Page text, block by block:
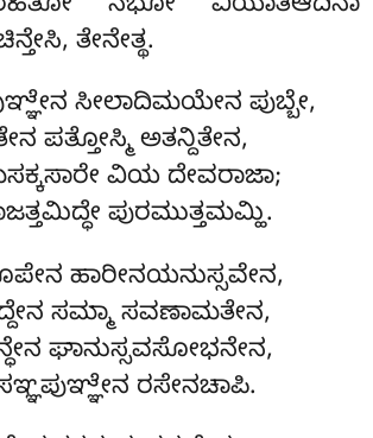
ನಭೋ ವಿಯಾತಿಆದಿನಾ
ತೇನೇತ್ಥ.
ಸೀಲಾದಿಮಯೇನ ಪುಬ್ಬೇ,
ಪತ್ತೋಸ್ಮಿ ಅತನ್ದಿತೇನ,
ವಿಯ ದೇವರಾಜಾ;
ಪುರಮುತ್ತಮಮ್ಹಿ.
ಹಾರೀನಯನುಸ್ಸವೇನ,
ಸಮ್ಮಾ ಸವಣಾಮತೇನ,
ಘಾನುಸ್ಸವಸೋಭನೇನ,
ರಸೇನಚಾಪಿ.